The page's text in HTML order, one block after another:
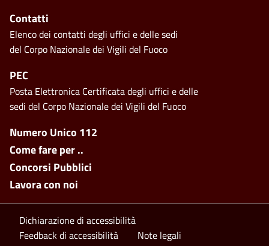
Footer side menu
Numero Unico 112
Come fare per ..
Concorsi Pubblici
Lavora con noi
Contatti
Elenco dei contatti degli uffici e delle sedi
del Corpo Nazionale dei Vigili del Fuoco
PEC
Posta Elettronica Certificata degli uffici e delle
sedi del Corpo Nazionale dei Vigili del Fuoco
Footer bottom
Dichiarazione di accessibilità
Feedback di accessibilità
Note legali